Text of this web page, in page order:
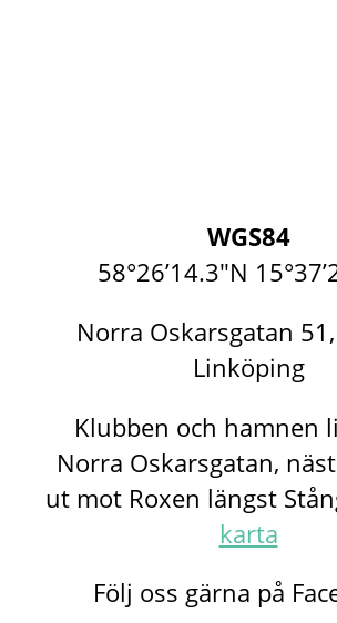
WGS84
58°26’14.3″N
Norra Oskarsgatan
Linköping
Klubben och hamnen
Norra Oskarsgatan,
ut mot Roxen längst
karta
Följ oss gärna på